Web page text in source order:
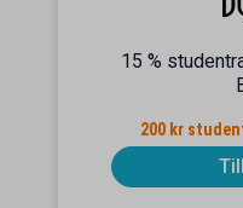
15 %
200 kr